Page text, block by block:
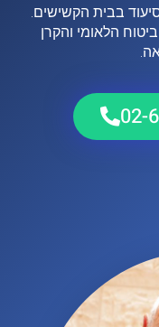
בבית הקשישים.
הלאומי והקרן